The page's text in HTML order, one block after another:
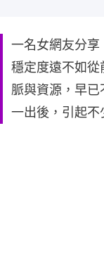
一名女網友分
穩定度遠不如從
脈與資源，早
一出後，引起不